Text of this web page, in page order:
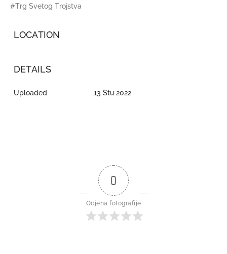
#Trg Svetog Trojstva
LOCATION
DETAILS
Uploaded 13 Stu 2022
0
Ocjena fotografije